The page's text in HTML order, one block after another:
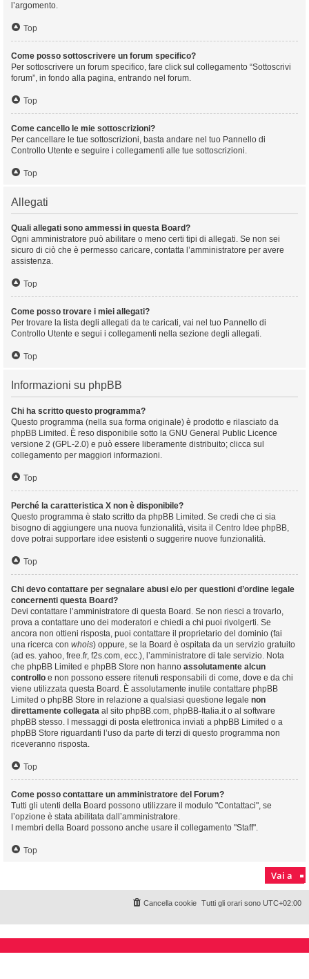
l’argomento.
Top
Come posso sottoscrivere un forum specifico?
Per sottoscrivere un forum specifico, fare click sul collegamento “Sottoscrivi
forum”, in fondo alla pagina, entrando nel forum.
Top
Come cancello le mie sottoscrizioni?
Per cancellare le tue sottoscrizioni, basta andare nel tuo Pannello di
Controllo Utente e seguire i collegamenti alle tue sottoscrizioni.
Top
Allegati
Quali allegati sono ammessi in questa Board?
Ogni amministratore può abilitare o meno certi tipi di allegati. Se non sei
sicuro di ciò che è permesso caricare, contatta l’amministratore per avere
assistenza.
Top
Come posso trovare i miei allegati?
Per trovare la lista degli allegati da te caricati, vai nel tuo Pannello di
Controllo Utente e segui i collegamenti nella sezione degli allegati.
Top
Informazioni su phpBB
Chi ha scritto questo programma?
Questo programma (nella sua forma originale) è prodotto e rilasciato da
phpBB Limited . È reso disponibile sotto la GNU General Public Licence
versione 2 (GPL-2.0) e può essere liberamente distribuito; clicca sul
collegamento per maggiori informazioni.
Top
Perché la caratteristica X non è disponibile?
Questo programma è stato scritto da phpBB Limited. Se credi che ci sia
bisogno di aggiungere una nuova funzionalità, visita il Centro Idee phpBB,
dove potrai supportare idee esistenti o suggerire nuove funzionalità.
Top
Chi devo contattare per segnalare abusi e/o per questioni d’ordine legale
concernenti questa Board?
Devi contattare l’amministratore di questa Board. Se non riesci a trovarlo,
prova a contattare uno dei moderatori e chiedi a chi puoi rivolgerti. Se
ancora non ottieni risposta, puoi contattare il proprietario del dominio (fai
una ricerca con whois) oppure, se la Board è ospitata da un servizio gratuito
(ad es. yahoo, free.fr, f2s.com, ecc.), l’amministratore di tale servizio. Nota
che phpBB Limited e phpBB Store non hanno assolutamente alcun
controllo e non possono essere ritenuti responsabili di come, dove e da chi
viene utilizzata questa Board. È assolutamente inutile contattare phpBB
Limited o phpBB Store in relazione a qualsiasi questione legale non
direttamente collegata al sito phpBB.com, phpBB-Italia.it o al software
phpBB stesso. I messaggi di posta elettronica inviati a phpBB Limited o a
phpBB Store riguardanti l’uso da parte di terzi di questo programma non
riceveranno risposta.
Top
Come posso contattare un amministratore del Forum?
Tutti gli utenti della Board possono utilizzare il modulo "Contattaci", se
l’opzione è stata abilitata dall’amministratore.
I membri della Board possono anche usare il collegamento "Staff".
Top
Vai a
Tutti gli orari sono UTC+02:00
Cancella cookie